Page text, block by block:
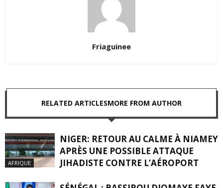
Friaguinee
RELATED ARTICLESMORE FROM AUTHOR
AFRIQUE
NIGER: RETOUR AU CALME À NIAMEY
APRÈS UNE POSSIBLE ATTAQUE
JIHADISTE CONTRE L’AÉROPORT